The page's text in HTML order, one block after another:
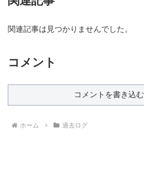
関連記事は見つかりませんでした。
コメント
コメントを書き込む
ホーム 過去ログ